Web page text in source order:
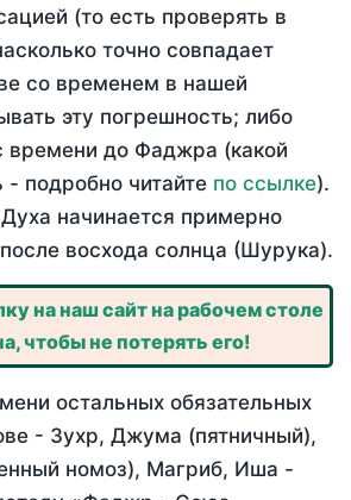
(то есть проверять в
точно совпадает
со временем в нашей
эту погрешность; либо
времени до Фаджра (какой
- подробно читайте по ссылке).
начинается примерно
восхода солнца (Шурука).
на наш сайт на рабочем столе
чтобы не потерять его!
остальных обязательных
- Зухр, Джума (пятничный),
номоз), Магриб, Иша -